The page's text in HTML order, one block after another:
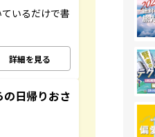
いるだけで書
詳細を見る
日帰りおさ